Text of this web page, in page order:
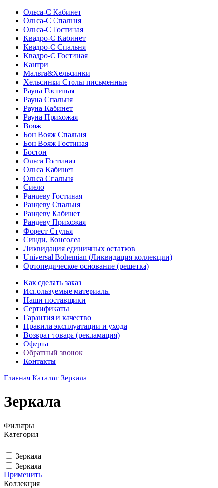
Ольса-С Кабинет
Ольса-С Спальня
Ольса-С Гостиная
Квадро-С Кабинет
Квадро-С Спальня
Квадро-С Гостиная
Кантри
Мальта&Хельсинки
Хельсинки Столы письменные
Рауна Гостиная
Рауна Спальня
Рауна Кабинет
Рауна Прихожая
Вояж
Бон Вояж Спальня
Бон Вояж Гостиная
Бостон
Ольса Гостиная
Ольса Кабинет
Ольса Спальня
Сиело
Рандеву Гостиная
Рандеву Спальня
Рандеву Кабинет
Рандеву Прихожая
Форест Стулья
Синди, Консолеа
Ликвидация единичных остатков
Universal Bohemian (Ликвидация коллекции)
Ортопедическое основание (решетка)
Как сделать заказ
Используемые материалы
Наши поставщики
Сертификаты
Гарантия и качество
Правила эксплуатации и ухода
Возврат товара (рекламация)
Оферта
Обратный звонок
Контакты
Главная Каталог Зеркала
Зеркала
Фильтры
Категория
Зеркала
Зеркала
Применить
Коллекция